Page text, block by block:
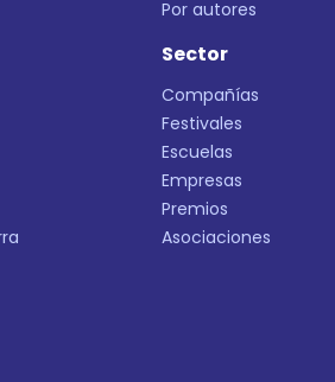
Por autores
Sector
Compañías
Festivales
Escuelas
Empresas
Premios
Asociaciones